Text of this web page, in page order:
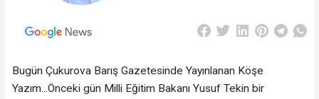
Bugün Çukurova Barış Gazetesinde Yayınlanan Köşe
Yazım...Önceki gün Milli Eğitim Bakanı Yusuf Tekin bir